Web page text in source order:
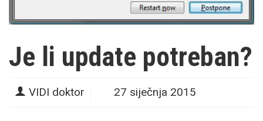
Je li update potreban?
VIDI doktor 27 siječnja 2015